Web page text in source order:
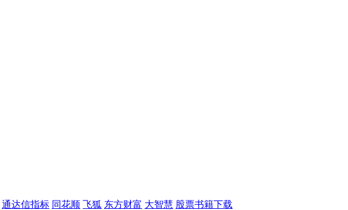
通达信指标 同花顺 飞狐 东方财富 大智慧 股票书籍下载